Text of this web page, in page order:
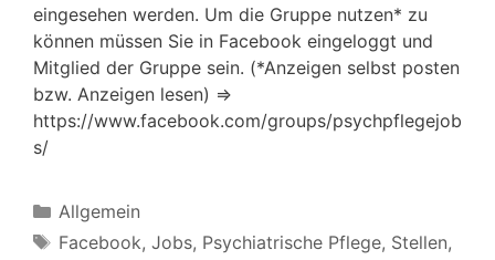
eingesehen werden. Um die Gruppe nutzen* zu
können müssen Sie in Facebook eingeloggt und
Mitglied der Gruppe sein. (*Anzeigen selbst posten
bzw. Anzeigen lesen) ⇒
https://www.facebook.com/groups/psychpflegejob
s/
Kategorien
Allgemein
Schlagwörter
Facebook, Jobs, Psychiatrische Pflege, Stellen,